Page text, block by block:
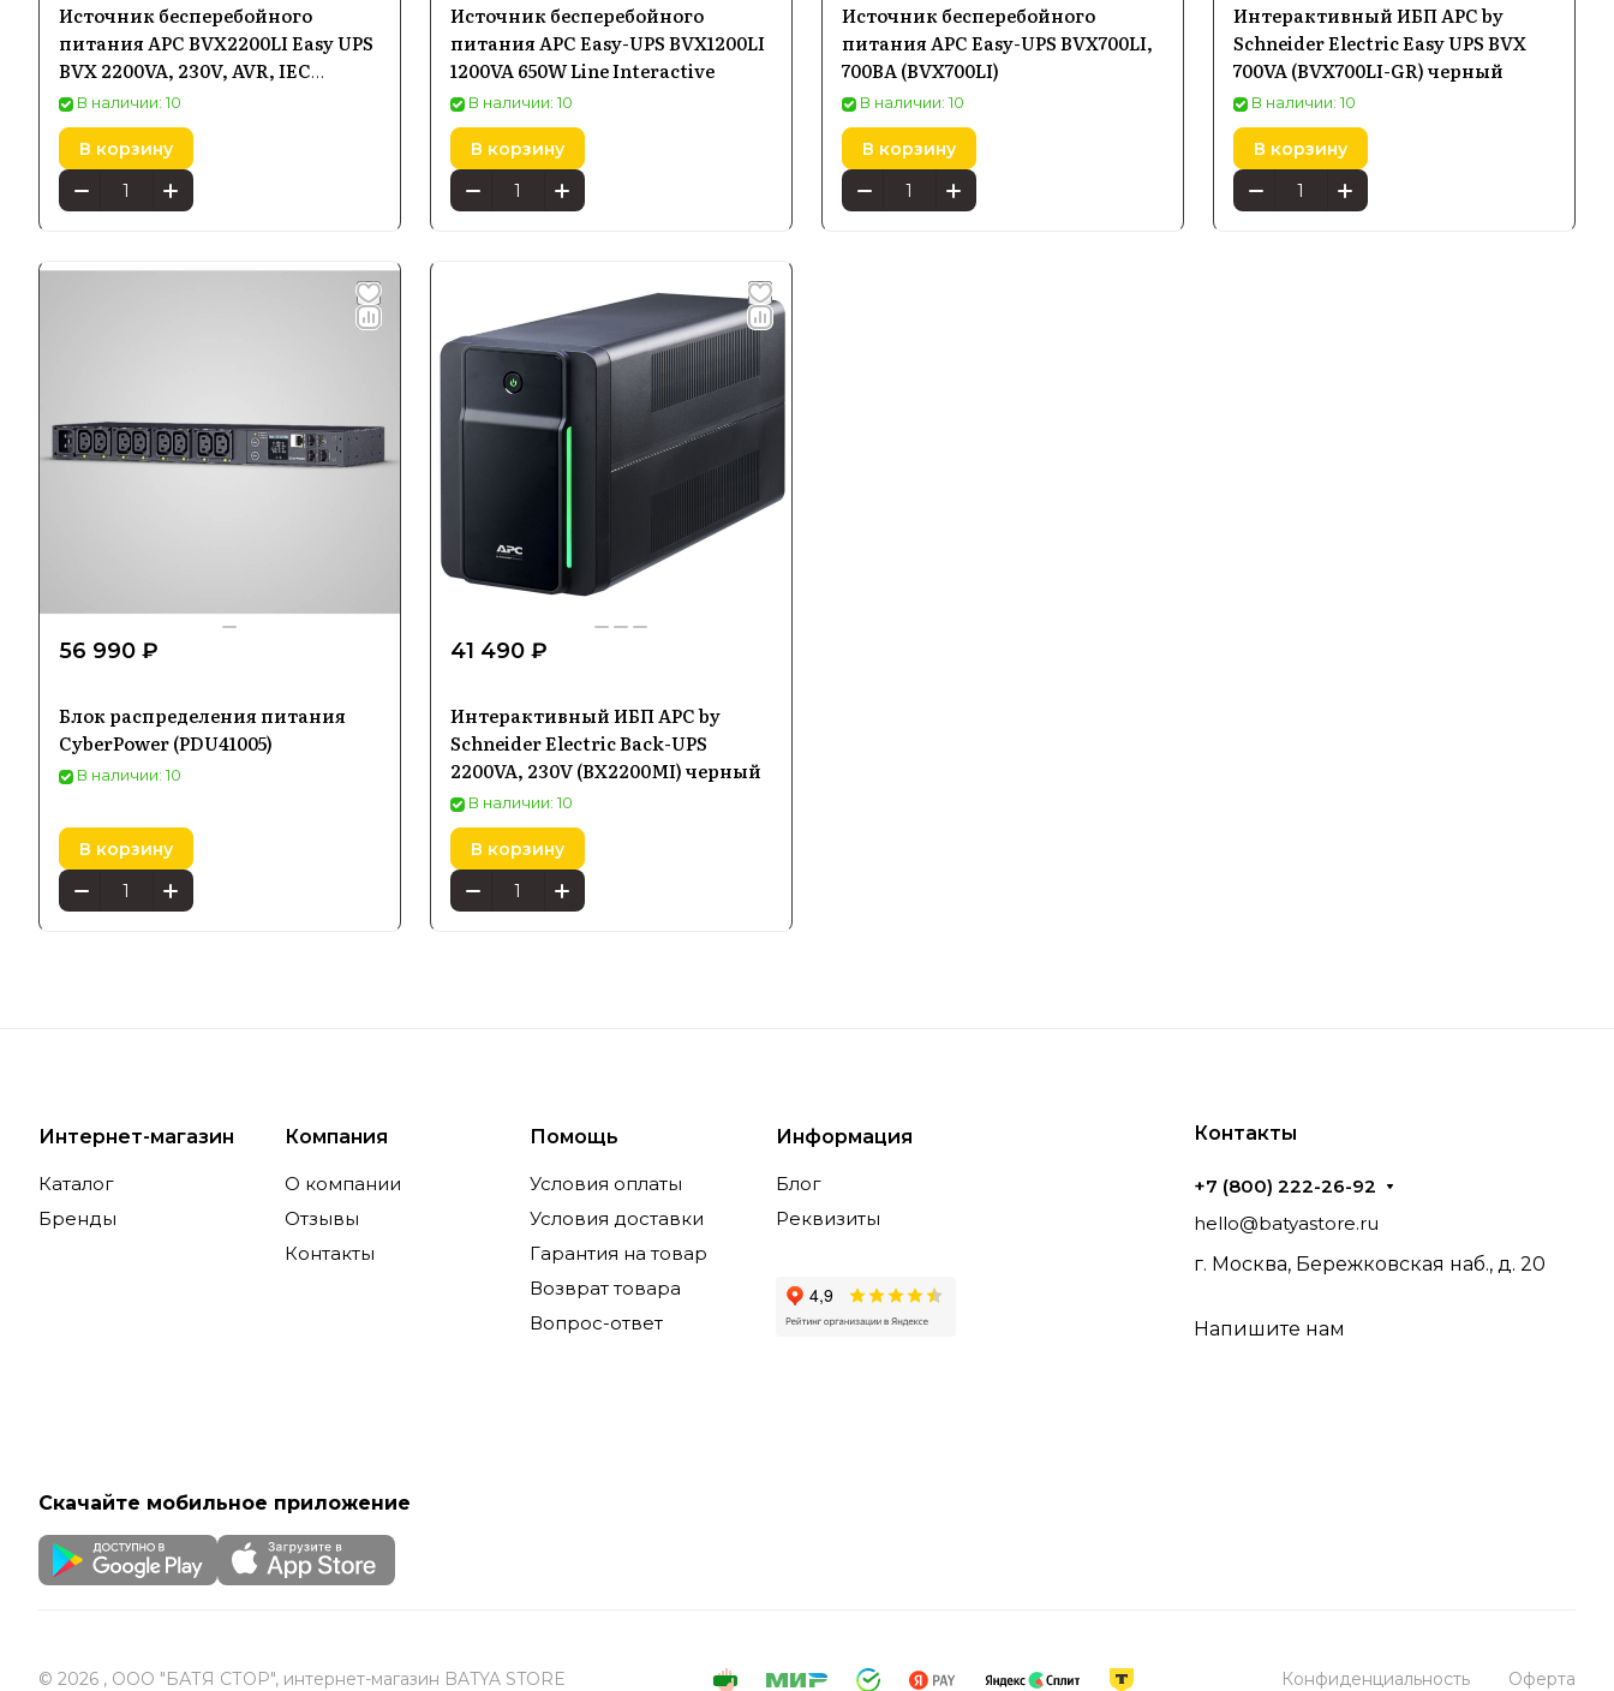
Источник бесперебойного
питания APC BVX2200LI Easy UPS
BVX 2200VA, 230V, AVR, IEC
Sockets
В наличии: 10
В корзину
Источник бесперебойного
питания APC Easy-UPS BVX1200LI
1200VA 650W Line Interactive
В наличии: 10
В корзину
Источник бесперебойного
питания APC Easy-UPS BVX700LI,
700ВA (BVX700LI)
В наличии: 10
В корзину
Интерактивный ИБП APC by
Schneider Electric Easy UPS BVX
700VA (BVX700LI-GR) черный
В наличии: 10
В корзину
56 990 ₽
Блок распределения питания
CyberPower (PDU41005)
В наличии: 10
В корзину
41 490 ₽
Интерактивный ИБП APC by
Schneider Electric Back-UPS
2200VA, 230V (BX2200MI) черный
В наличии: 10
В корзину
Интернет-магазин
Каталог
Бренды
Компания
О компании
Отзывы
Контакты
Помощь
Условия оплаты
Условия доставки
Гарантия на товар
Возврат товара
Вопрос-ответ
Информация
Блог
Реквизиты
Контакты
+7 (800) 222-26-92
hello@batyastore.ru
г. Москва, Бережковская наб., д. 20
Напишите нам
Скачайте мобильное приложение
© 2026 , ООО "БАТЯ СТОР", интернет-магазин BATYA STORE Конфиденциальность Оферта